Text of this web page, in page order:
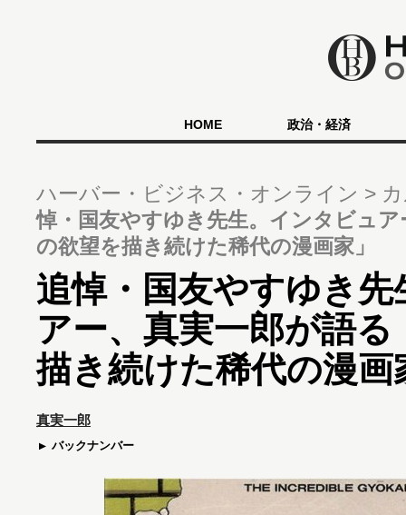
HOME 政治・経済
ハーバー・ビジネス・オンライン
悼・国友やすゆき先生。インタビュ
の欲望を描き続けた稀代の漫画家」
追悼・国友やすゆき
アー、真実一郎が語
描き続けた稀代の漫画
真実一郎
バックナンバー